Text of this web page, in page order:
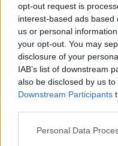
opt-out request is
interest-based ads
us or personal
your opt-out. You may
disclosure of your
IAB’s list of downstream
also be disclosed by us
Downstream Participants
Personal Data
ΣΤΗΝ ΙΔΙΑ